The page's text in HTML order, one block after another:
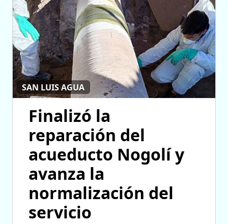
SAN LUIS AGUA
Finalizó la
reparación del
acueducto Nogolí y
avanza la
normalización del
servicio